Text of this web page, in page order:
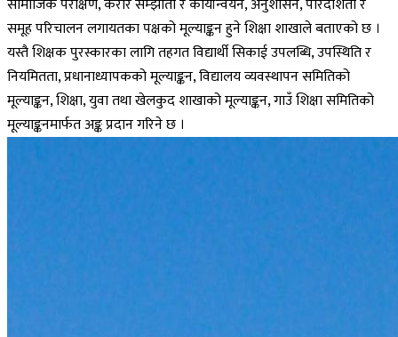
सामाजिक परीक्षण, करार सम्झौता र कार्यान्वयन, अनुशासन, पारदर्शिता र
समूह परिचालन लगायतका पक्षको मूल्याङ्कन हुने शिक्षा शाखाले बताएको छ ।
यस्तै शिक्षक पुरस्कारका लागि तहगत विद्यार्थी सिकाई उपलब्धि, उपस्थिति र
नियमितता, प्रधानाध्यापकको मूल्याङ्कन, विद्यालय व्यवस्थापन समितिको
मूल्याङ्कन, शिक्षा, युवा तथा खेलकुद शाखाको मूल्याङ्कन, गाउँ शिक्षा समितिको
मूल्याङ्कनमार्फत अङ्क प्रदान गरिने छ ।